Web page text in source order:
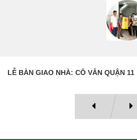
LỄ BÀN GIAO NHÀ: CÔ VÂN QUẬN 11